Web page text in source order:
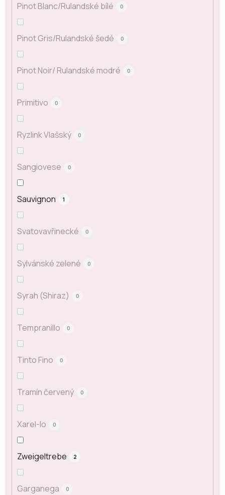
Pinot Blanc/Rulandské bílé 0
Pinot Gris/Rulandské šedé 0
Pinot Noir/ Rulandské modré 0
Primitivo 0
Ryzlink Vlašský 0
Sangiovese 0
Sauvignon 1
Svatovavřinecké 0
Sylvánské zelené 0
Syrah (Shiraz) 0
Tempranillo 0
Tinto Fino 0
Tramín červený 0
Xarel-lo 0
Zweigeltrebe 2
Garganega 0